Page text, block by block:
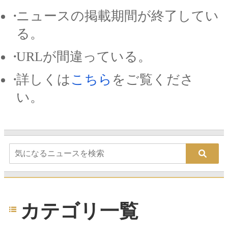
ニュースの掲載期間が終了してい
る。
URLが間違っている。
詳しくは こちら をご覧くださ
い。
カテゴリ一覧